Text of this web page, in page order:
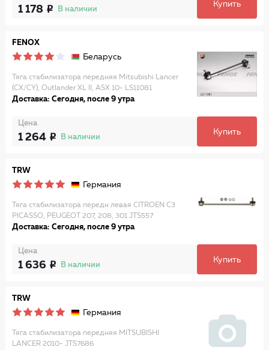
1 178 В наличии
Купить
FENOX
Беларусь
Тяга стабилизатора передняя Mitsubishi Lancer
(CX/CY), Outlander XL II, ASX 10- LS11081
Доставка: Сегодня, после 9 утра
Цена
1 264 В наличии
Купить
TRW
Германия
Тяга стабилизатора передн левая CITROEN C3
PICASSO, PEUGEOT 207, 208, 301 JTS557
Доставка: Сегодня, после 9 утра
Цена
1 636 В наличии
Купить
TRW
Германия
Тяга стабилизатора передняя MITSUBISHI
LANCER 2010- JTS7686